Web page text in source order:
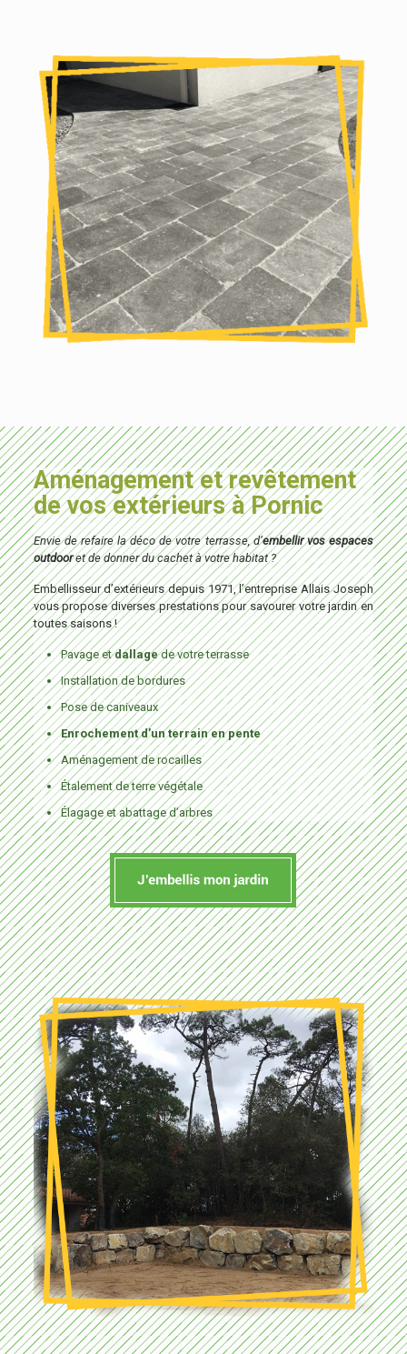
Aménagement et revêtement
de vos extérieurs à Pornic
Envie de refaire la déco de votre terrasse, d’embellir vos espaces
outdooret de donner du cachet à votre habitat ?
Embellisseur d’extérieurs depuis 1971, l’entreprise Allais Joseph
vous propose diverses prestations pour savourer votre jardin en
toutes saisons !
Pavage etdallagede votre terrasse
Installation de bordures
Pose de caniveaux
Enrochement d’un terrain en pente
Aménagement de rocailles
Étalement de terre végétale
Élagage et abattage d’arbres